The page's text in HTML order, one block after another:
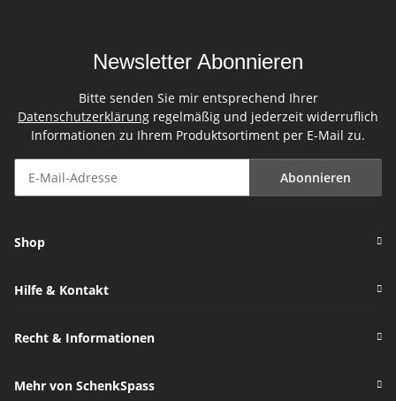
Newsletter Abonnieren
Bitte senden Sie mir entsprechend Ihrer
Datenschutzerklärung regelmäßig und jederzeit widerruflich
Informationen zu Ihrem Produktsortiment per E-Mail zu.
Abonnieren
Shop
Hilfe & Kontakt
Recht & Informationen
Mehr von SchenkSpass